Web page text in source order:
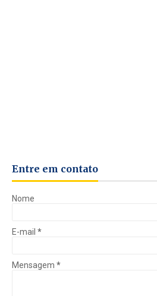
Entre em contato
Nome
E-mail *
Mensagem *